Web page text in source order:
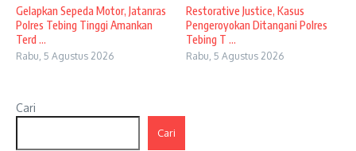
Gelapkan Sepeda Motor, Jatanras
Polres Tebing Tinggi Amankan
Terd ...
Rabu, 5 Agustus 2026
Restorative Justice, Kasus
Pengeroyokan Ditangani Polres
Tebing T ...
Rabu, 5 Agustus 2026
Cari
Cari